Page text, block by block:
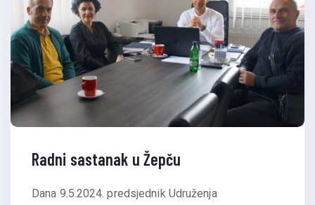
Radni sastanak u Žepču
Dana 9.5.2024. predsjednik Udruženja